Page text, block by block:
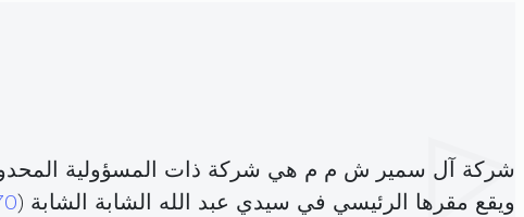
شركة آل سمير ش م م هي شركة ذات المسؤولية
ويقع مقرها الرئيسي في سيدي عبد الله الشابة الشابة (